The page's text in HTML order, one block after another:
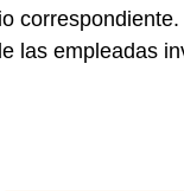
las empleadas